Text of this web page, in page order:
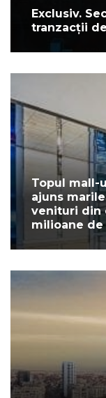
Exclusiv.
tranzacții
Topul mall-
ajuns
venituri din
milioane de